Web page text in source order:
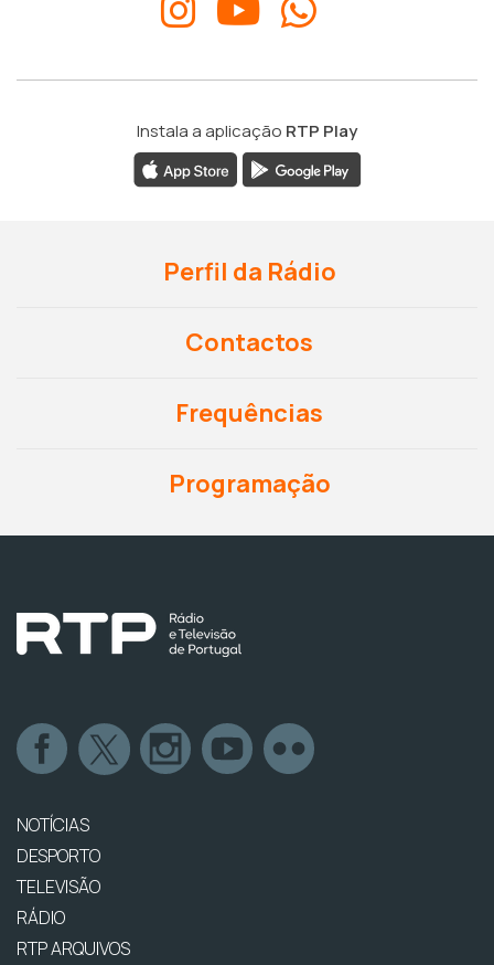
Instala a aplicação RTP Play
Perfil da Rádio
Contactos
Frequências
Programação
NOTÍCIAS
DESPORTO
TELEVISÃO
RÁDIO
RTP ARQUIVOS